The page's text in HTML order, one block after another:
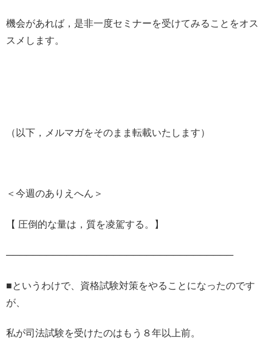
機会があれば，是非一度セミナーを受けてみることをオス
スメします。
（以下，メルマガをそのまま転載いたします）
＜今週のありえへん＞
【 圧倒的な量は，質を凌駕する。】
──────────────────────────────────
■というわけで、資格試験対策をやることになったのです
が、
私が司法試験を受けたのはもう８年以上前。